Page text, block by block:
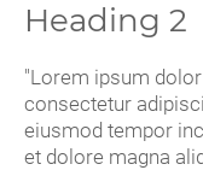
Heading 2
"Lorem ipsum
consectetur
eiusmod tempor
et dolore magna